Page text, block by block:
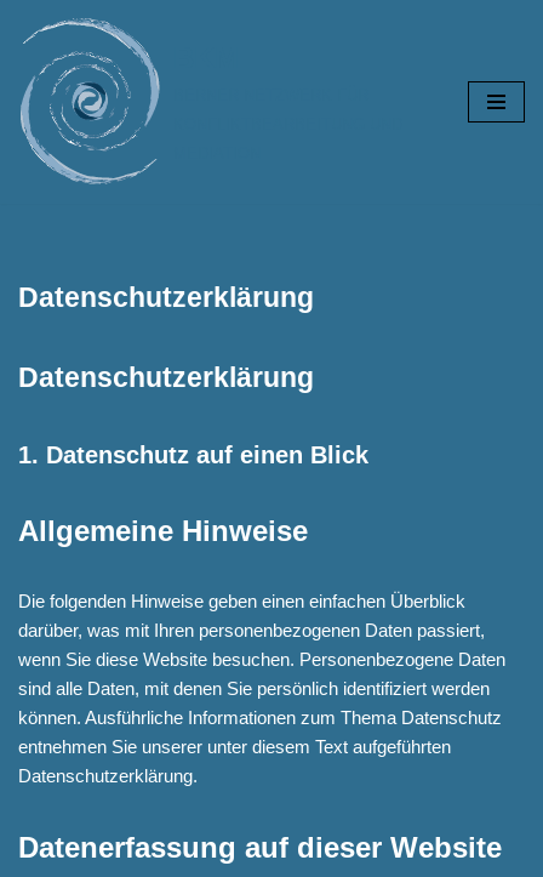
Zum
Inhalt
springen
Datenschutzerklärung
Datenschutz­erklärung
1. Datenschutz auf einen Blick
Allgemeine Hinweise
Die folgenden Hinweise geben einen einfachen Überblick
darüber, was mit Ihren personenbezogenen Daten passiert,
wenn Sie diese Website besuchen. Personenbezogene Daten
sind alle Daten, mit denen Sie persönlich identifiziert werden
können. Ausführliche Informationen zum Thema Datenschutz
entnehmen Sie unserer unter diesem Text aufgeführten
Datenschutzerklärung.
Datenerfassung auf dieser Website